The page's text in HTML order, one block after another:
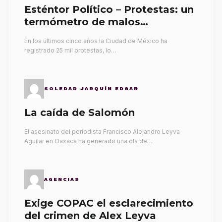
Esténtor Político – Protestas: un
termómetro de malos
En los últimos cinco años la Ciudad de México ha
registrado 25 mil protestas, lo…
SOLEDAD JARQUÍN EDGAR
La caída de Salomón
El asesinato del periodista Francisco Alejandro Leyva
Aguilar en Oaxaca ha generado una ola de…
AGENCIAS
Exige COPAC el esclarecimiento
del crimen de Alex Leyva